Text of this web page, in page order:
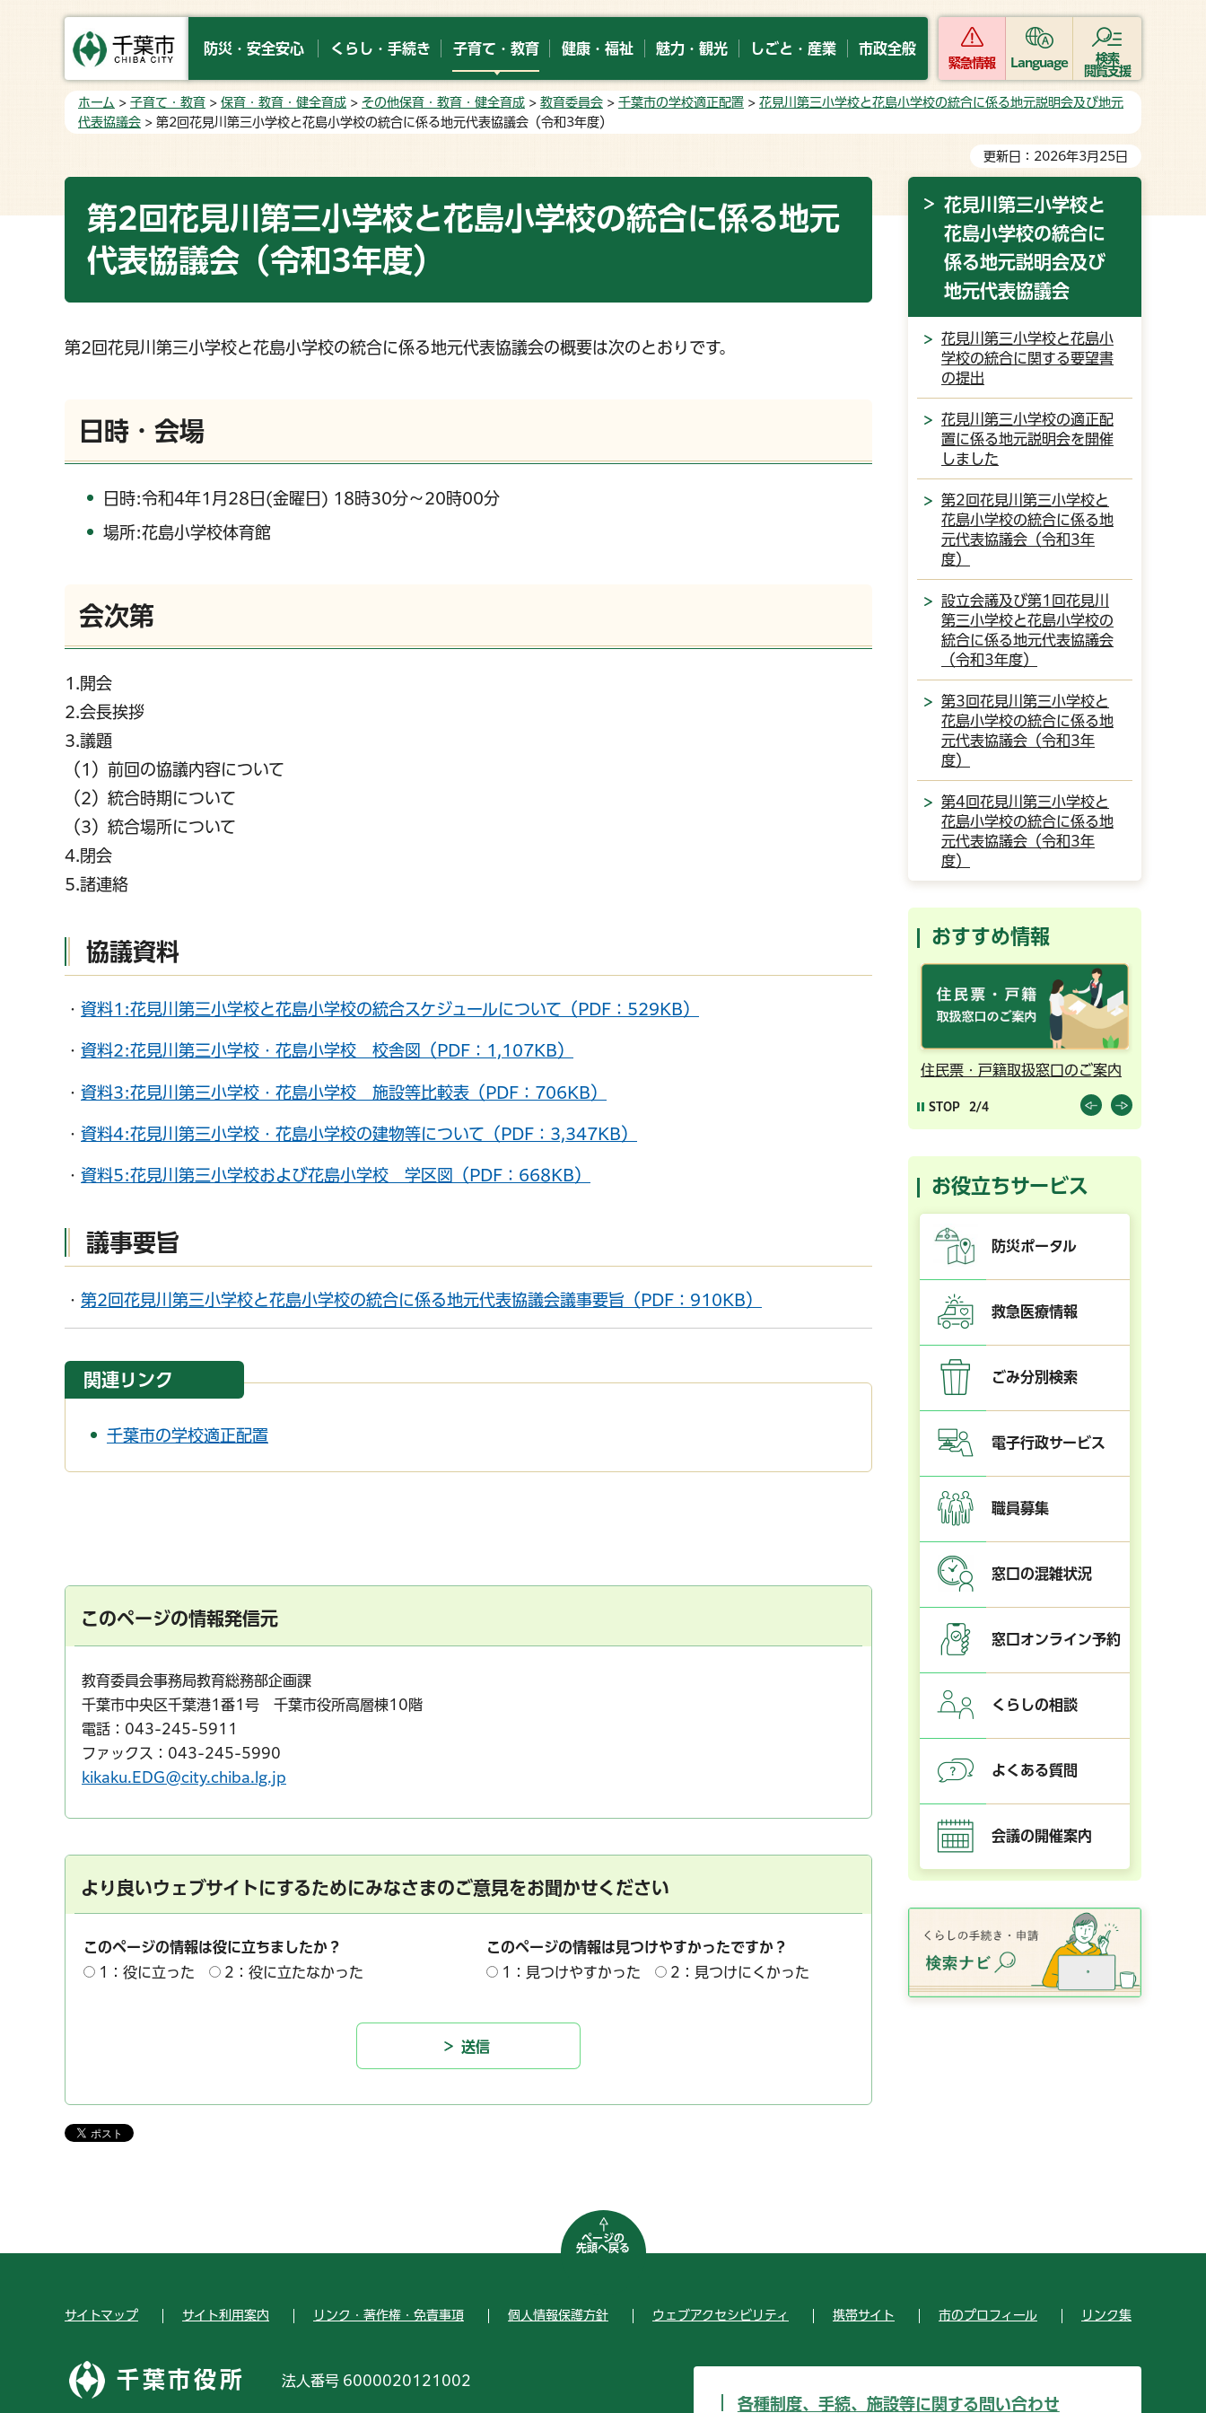
防災・安全安心 くらし・手続き 子育て・教育 健康・福祉 魅力・観光 しごと・産業 市政全般
緊急情報 Language
検索
閲覧支援
ホーム > 子育て・教育 > 保育・教育・健全育成 > その他保育・教育・健全育成 > 教育委員会 > 千葉市の学校適正配置 > 花見川第三小学校と花島小学校の統合に係る地元説明会及び地元
代表協議会 > 第2回花見川第三小学校と花島小学校の統合に係る地元代表協議会（令和3年度）
更新日：2026年3月25日
第2回花見川第三小学校と花島小学校の統合に係る地元
代表協議会（令和3年度）
第2回花見川第三小学校と花島小学校の統合に係る地元代表協議会の概要は次のとおりです。
日時・会場
日時:令和4年1月28日(金曜日) 18時30分～20時00分
場所:花島小学校体育館
会次第
1.開会
2.会長挨拶
3.議題
（1）前回の協議内容について
（2）統合時期について
（3）統合場所について
4.閉会
5.諸連絡
協議資料
・ 資料1:花見川第三小学校と花島小学校の統合スケジュールについて（PDF：529KB）
・ 資料2:花見川第三小学校・花島小学校 校舎図（PDF：1,107KB）
・ 資料3:花見川第三小学校・花島小学校 施設等比較表（PDF：706KB）
・ 資料4:花見川第三小学校・花島小学校の建物等について（PDF：3,347KB）
・ 資料5:花見川第三小学校および花島小学校 学区図（PDF：668KB）
議事要旨
・ 第2回花見川第三小学校と花島小学校の統合に係る地元代表協議会議事要旨（PDF：910KB）
関連リンク
千葉市の学校適正配置
このページの情報発信元
教育委員会事務局教育総務部企画課
千葉市中央区千葉港1番1号 千葉市役所高層棟10階
電話：043-245-5911
ファックス：043-245-5990
kikaku.EDG@city.chiba.lg.jp
より良いウェブサイトにするためにみなさまのご意見をお聞かせください
このページの情報は役に立ちましたか？
1：役に立った
2：役に立たなかった
このページの情報は見つけやすかったですか？
1：見つけやすかった
2：見つけにくかった
花見川第三小学校と
花島小学校の統合に
係る地元説明会及び
地元代表協議会
花見川第三小学校と花島小
学校の統合に関する要望書
の提出
花見川第三小学校の適正配
置に係る地元説明会を開催
しました
第2回花見川第三小学校と
花島小学校の統合に係る地
元代表協議会（令和3年
度）
設立会議及び第1回花見川
第三小学校と花島小学校の
統合に係る地元代表協議会
（令和3年度）
第3回花見川第三小学校と
花島小学校の統合に係る地
元代表協議会（令和3年
度）
第4回花見川第三小学校と
花島小学校の統合に係る地
元代表協議会（令和3年
度）
おすすめ情報
住民票・戸籍取扱窓口のご案内
STOP 2/4
お役立ちサービス
防災ポータル
救急医療情報
ごみ分別検索
電子行政サービス
職員募集
窓口の混雑状況
窓口オンライン予約
くらしの相談
よくある質問
会議の開催案内
ページの
先頭へ戻る
サイトマップ サイト利用案内 リンク・著作権・免責事項 個人情報保護方針 ウェブアクセシビリティ 携帯サイト 市のプロフィール リンク集
千葉市役所 法人番号 6000020121002
各種制度、手続、施設等に関する問い合わせ